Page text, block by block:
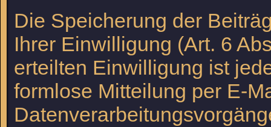
Die Speicherung der
Ihrer Einwilligung (Art. 6
erteilten Einwilligung ist
formlose Mitteilung per E-